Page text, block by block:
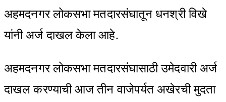
अहमदनगर लोकसभा मतदारसंघातून धनश्री विखे
यांनी अर्ज दाखल केला आहे.
अहमदनगर लोकसभा मतदारसंघासाठी उमेदवारी अर्ज
दाखल करण्याची आज तीन वाजेपर्यत अखेरची मुदता